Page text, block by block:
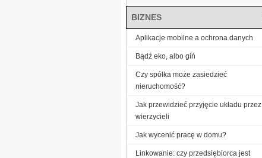
BIZNES
Aplikacje mobilne a ochrona danych
Bądź eko, albo giń
Czy spółka może zasiedzieć
nieruchomość?
Jak przewidzieć przyjęcie układu przez
wierzycieli
Jak wycenić pracę w domu?
Linkowanie: czy przedsiębiorca jest